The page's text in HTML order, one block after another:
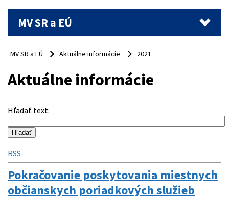
MV SR a EÚ
MV SR a EÚ Aktuálne informácie 2021
Aktuálne informácie
Hľadať text:
RSS
Pokračovanie poskytovania miestnych
občianskych poriadkových služieb